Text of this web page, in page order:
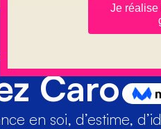
Caro
en soi, d’estime,